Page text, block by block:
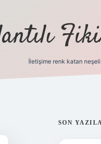
İletişime renk katan
SON